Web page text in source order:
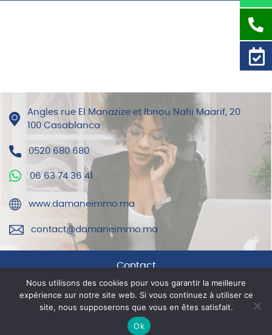
Angles rue El Manazize et Ibnou Nafii Maarif, 20
100 Casablanca
0520 680 680
06 63 74 36 41
www.damaneimmo.ma
contact@damaneimmo.ma
Contact
Mentions légales
© DAMANE IMMO 2021
Nous utilisons des cookies pour vous garantir la meilleure
expérience sur notre site web. Si vous continuez à utiliser ce
site, nous supposerons que vous en êtes satisfait.
Ok